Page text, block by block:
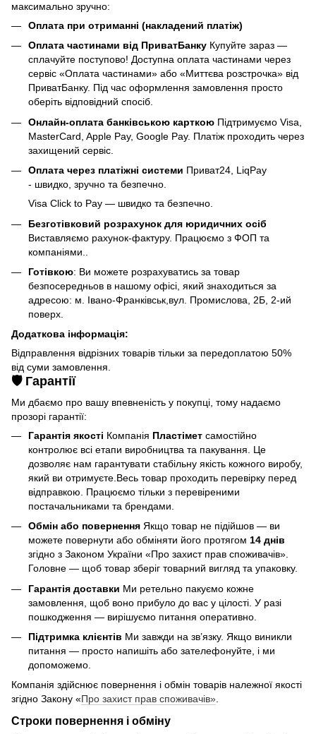
максимально зручно:
Оплата при отриманні (накладений платіж)
Оплата частинами від ПриватБанку Купуйте зараз —
сплачуйте поступово! Доступна оплата частинами через
сервіс «Оплата частинами» або «Миттєва розстрочка» від
ПриватБанку. Під час оформлення замовлення просто
оберіть відповідний спосіб.
Онлайн-оплата банківською карткою Підтримуємо Visa,
MasterCard, Apple Pay, Google Pay. Платіж проходить через
захищений сервіс.
Оплата через платіжні системи Приват24, LiqPay
- швидко, зручно та безпечно.
Visa Click to Pay — швидко та безпечно.
Безготівковий розрахунок для юридичних осіб
Виставляємо рахунок-фактуру. Працюємо з ФОП та
компаніями..
Готівкою: Ви можете розрахуватись за товар
безпосередньов в нашому офісі, який знаходиться за
адресою: м. Івано-Франківськ,вул. Промислова, 2Б, 2-ий
поверх.
Додаткова інформація:
Відправлення відрізних товарів тільки за передоплатою 50%
від суми замовлення.
🛡️ Гарантії
Ми дбаємо про вашу впевненість у покупці, тому надаємо
прозорі гарантії:
Гарантія якості Компанія Пластімет самостійно
контролює всі етапи виробництва та пакування. Це
дозволяє нам гарантувати стабільну якість кожного виробу,
який ви отримуєте.Весь товар проходить перевірку перед
відправкою. Працюємо тільки з перевіреними
постачальниками та брендами.
Обмін або повернення Якщо товар не підійшов — ви
можете повернути або обміняти його протягом 14 днів
згідно з Законом України «Про захист прав споживачів».
Головне — щоб товар зберіг товарний вигляд та упаковку.
Гарантія доставки Ми ретельно пакуємо кожне
замовлення, щоб воно прибуло до вас у цілості. У разі
пошкодження — вирішуємо питання оперативно.
Підтримка клієнтів Ми завжди на зв’язку. Якщо виникли
питання — просто напишіть або зателефонуйте, і ми
допоможемо.
Компанія здійснює повернення і обмін товарів належної якості
згідно Закону «Про захист прав споживачів».
Строки повернення і обміну